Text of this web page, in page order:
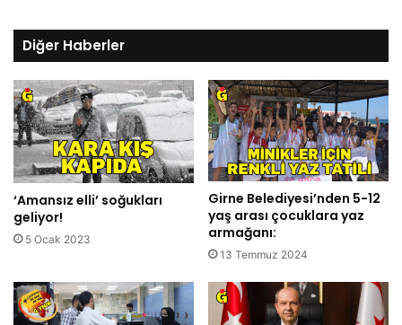
Diğer Haberler
‘Amansız elli’ soğukları
geliyor!
5 Ocak 2023
Girne Belediyesi’nden 5-12
yaş arası çocuklara yaz
armağanı:
13 Temmuz 2024